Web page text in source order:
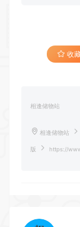
收
相逢储物站
相逢储物站
版 https://